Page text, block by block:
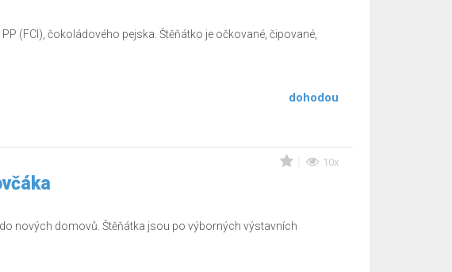
(FCI), čokoládového pejska. Štěňátko je očkované, čipované,
dohodou
10x
nových domovů. Štěňátka jsou po výborných výstavních